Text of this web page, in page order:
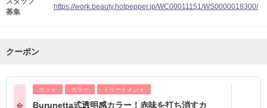
募集
https://work.beauty.hotpepper.jp/WC00011151/WS0000018300/
クーポン
全
カット カラー トリートメント
Burunetta式透明感カラー！赤味を打ち消すカ